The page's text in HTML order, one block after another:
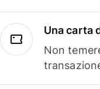
Una carta
Non